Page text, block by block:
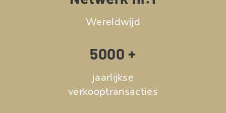
Wereldwijd
5000 +
jaarlijkse
verkooptransacties